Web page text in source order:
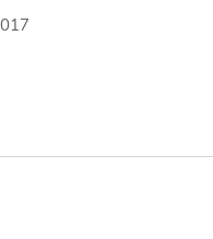
edizione. La Milanesiana è